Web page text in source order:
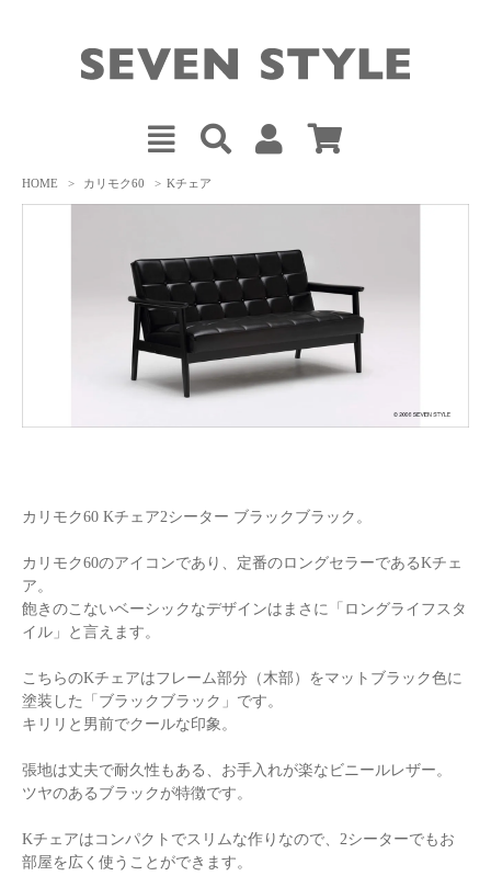
HOME > カリモク60 > Kチェア
カリモク60 Kチェア2シーター ブラックブラック。
カリモク60のアイコンであり、定番のロングセラーであるKチェ
ア。
飽きのこないベーシックなデザインはまさに「ロングライフスタ
イル」と言えます。
こちらのKチェアはフレーム部分（木部）をマットブラック色に
塗装した「ブラックブラック」です。
キリリと男前でクールな印象。
張地は丈夫で耐久性もある、お手入れが楽なビニールレザー。
ツヤのあるブラックが特徴です。
Kチェアはコンパクトでスリムな作りなので、2シーターでもお
部屋を広く使うことができます。